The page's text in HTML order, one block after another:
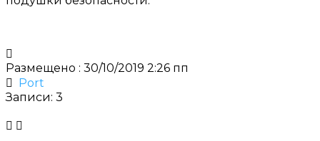
Размещено : 30/10/2019 2:26 пп
Port
Записи: 3